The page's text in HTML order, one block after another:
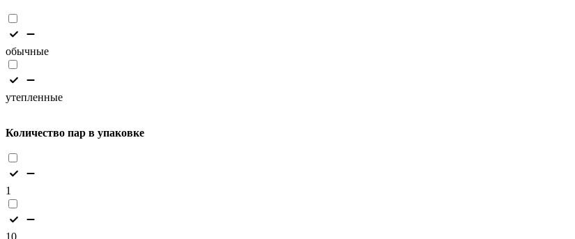
обычные
утепленные
Количество пар в упаковке
1
10